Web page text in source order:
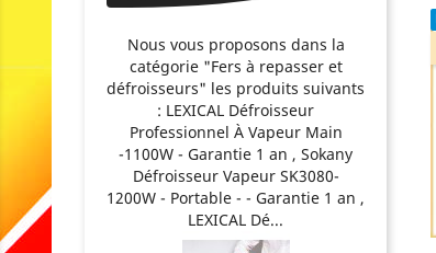
Nous vous proposons dans la
catégorie "Fers à repasser et
défroisseurs" les produits suivants
: LEXICAL Défroisseur
Professionnel À Vapeur Main
-1100W - Garantie 1 an , Sokany
Défroisseur Vapeur SK3080-
1200W - Portable - - Garantie 1 an ,
LEXICAL Dé...